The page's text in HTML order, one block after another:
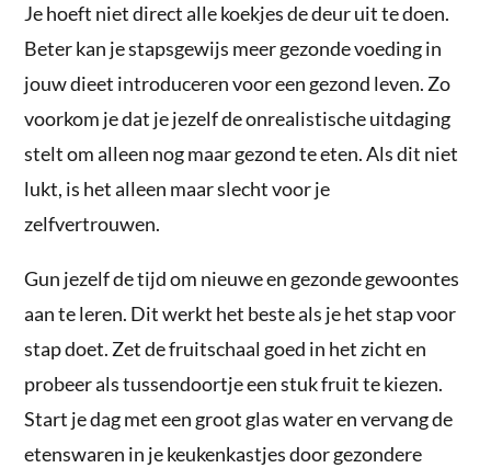
Je hoeft niet direct alle koekjes de deur uit te doen.
Beter kan je stapsgewijs meer gezonde voeding in
jouw dieet introduceren voor een gezond leven. Zo
voorkom je dat je jezelf de onrealistische uitdaging
stelt om alleen nog maar gezond te eten. Als dit niet
lukt, is het alleen maar slecht voor je
zelfvertrouwen.
Gun jezelf de tijd om nieuwe en gezonde gewoontes
aan te leren. Dit werkt het beste als je het stap voor
stap doet. Zet de fruitschaal goed in het zicht en
probeer als tussendoortje een stuk fruit te kiezen.
Start je dag met een groot glas water en vervang de
etenswaren in je keukenkastjes door gezondere